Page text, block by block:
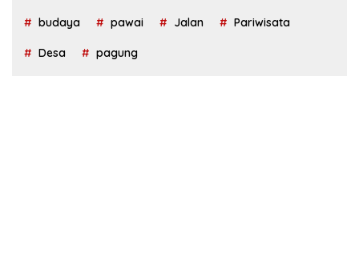
budaya pawai Jalan Pariwisata
Desa pagung